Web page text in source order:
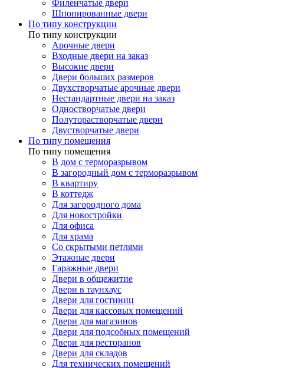
Филенчатые двери
Шпонированные двери
По типу конструкции
По типу конструкции
Арочные двери
Входные двери на заказ
Высокие двери
Двери больших размеров
Двухстворчатые арочные двери
Нестандартные двери на заказ
Одностворчатые двери
Полуторастворчатые двери
Двустворчатые двери
По типу помещения
По типу помещения
В дом с терморазрывом
В загородный дом с терморазрывом
В квартиру
В коттедж
Для загородного дома
Для новостройки
Для офиса
Для храма
Со скрытыми петлями
Этажные двери
Гаражные двери
Двери в общежитие
Двери в таунхаус
Двери для гостиниц
Двери для кассовых помещений
Двери для магазинов
Двери для подсобных помещений
Двери для ресторанов
Двери для складов
Для технических помещений